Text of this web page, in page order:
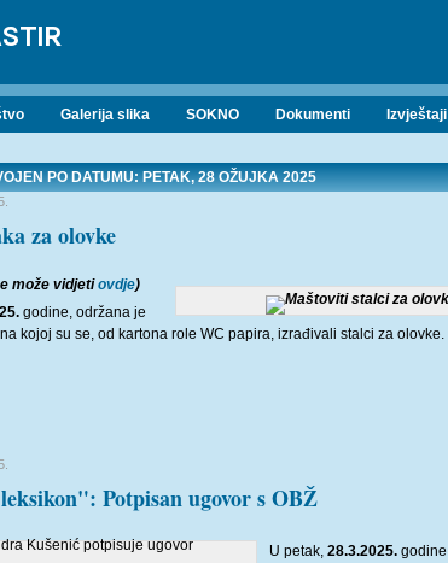
Galerija slika SOKNO Dokumenti
PO DATUMU: PETAK, 28 OŽUJKA 2025
za olovke
može vidjetiovdje)
godine, održana je
kojoj su se, od kartona role WC papira, izrađivali stalci za olovke.
Potpisan ugovor s OBŽ
U petak, 28.3.2025.